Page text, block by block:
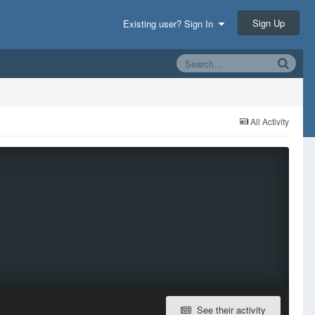
Existing user? Sign In Sign Up
All Activity
See their activity